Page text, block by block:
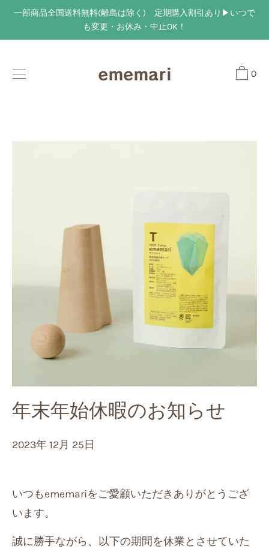
content
一部商品全国送料無料(離島は除く) 定期購入割引あり▶︎いつで
も変更・お休み・中止OK！
0
年末年始休暇のお知らせ
2023年 12月 25日
いつもememariをご愛顧いただきありがとうござ
います。
誠に勝手ながら、以下の期間を休業とさせていた